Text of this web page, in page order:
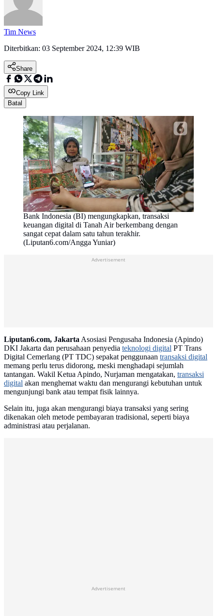
Tim News
Diterbitkan: 03 September 2024, 12:39 WIB
Share
Copy Link
Batal
Bank Indonesia (BI) mengungkapkan, transaksi
keuangan digital di Tanah Air berkembang dengan
sangat cepat dalam satu tahun terakhir.
(Liputan6.com/Angga Yuniar)
Advertisement
Liputan6.com, JakartaAsosiasi Pengusaha Indonesia (Apindo)
DKI Jakarta dan perusahaan penyedia teknologi digital PT Trans
Digital Cemerlang (PT TDC) sepakat penggunaan transaksi digital
memang perlu terus didorong, meski menghadapi sejumlah
tantangan. Wakil Ketua Apindo, Nurjaman mengatakan, transaksi
digital akan menghemat waktu dan mengurangi kebutuhan untuk
mengunjungi bank atau tempat fisik lainnya.
Selain itu, juga akan mengurangi biaya transaksi yang sering
dikenakan oleh metode pembayaran tradisional, seperti biaya
administrasi atau perjalanan.
Advertisement